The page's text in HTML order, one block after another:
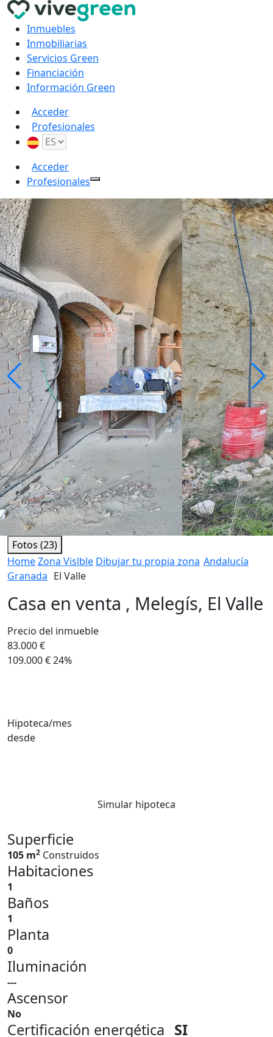
Inmuebles
Inmobiliarias
Servicios Green
Financiación
Información Green
Acceder
Profesionales
Acceder
Profesionales
Fotos (23)
HomeZona Vislble Dibujar tu propia zona Andalucía
Granada El Valle
Casa en venta , Melegís, El Valle
Precio del inmueble
83.000 €
109.000 €24%
Hipoteca/mes
desde
Simular hipoteca
Superficie
105 m2 Construidos
Habitaciones
1
Baños
1
Planta
0
Iluminación
---
Ascensor
No
Certificación energética SI